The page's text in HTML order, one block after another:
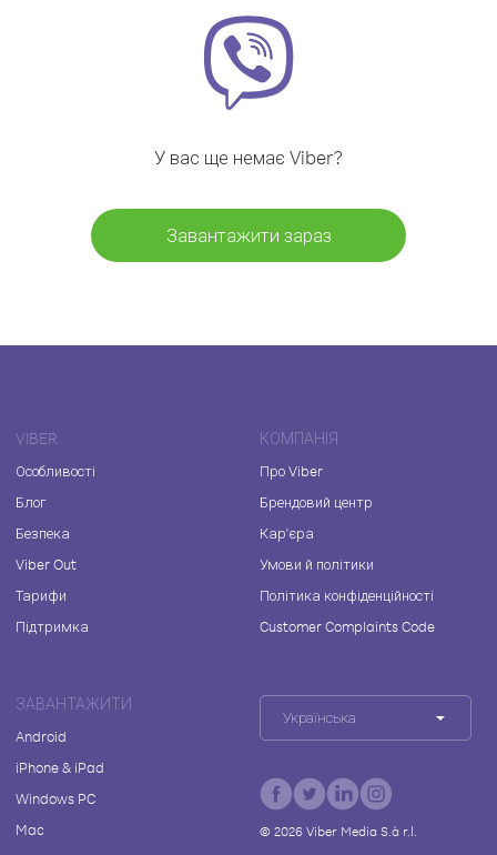
У вас ще немає Viber?
Завантажити зараз
VIBER
Особливості
Блог
Безпека
Viber Out
Тарифи
Підтримка
КОМПАНІЯ
Про Viber
Брендовий центр
Кар'єра
Умови й політики
Політика конфіденційності
Customer Complaints Code
ЗАВАНТАЖИТИ
Android
iPhone & iPad
Windows PC
Mac
Українська
© 2026Viber Media S.à r.l.